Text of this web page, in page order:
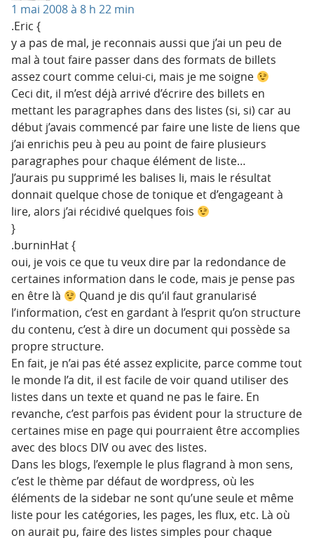
1 mai 2008 à 8 h 22 min
.Eric {
y a pas de mal, je reconnais aussi que j’ai un peu de
mal à tout faire passer dans des formats de billets
assez court comme celui-ci, mais je me soigne
Ceci dit, il m’est déjà arrivé d’écrire des billets en
mettant les paragraphes dans des listes (si, si) car au
début j’avais commencé par faire une liste de liens que
j’ai enrichis peu à peu au point de faire plusieurs
paragraphes pour chaque élément de liste…
J’aurais pu supprimé les balises li, mais le résultat
donnait quelque chose de tonique et d’engageant à
lire, alors j’ai récidivé quelques fois
}
.burninHat {
oui, je vois ce que tu veux dire par la redondance de
certaines information dans le code, mais je pense pas
en être là
Quand je dis qu’il faut granularisé
l’information, c’est en gardant à l’esprit qu’on structure
du contenu, c’est à dire un document qui possède sa
propre structure.
En fait, je n’ai pas été assez explicite, parce comme tout
le monde l’a dit, il est facile de voir quand utiliser des
listes dans un texte et quand ne pas le faire. En
revanche, c’est parfois pas évident pour la structure de
certaines mise en page qui pourraient être accomplies
avec des blocs DIV ou avec des listes.
Dans les blogs, l’exemple le plus flagrand à mon sens,
c’est le thème par défaut de wordpress, où les
éléments de la sidebar ne sont qu’une seule et même
liste pour les catégories, les pages, les flux, etc. Là où
on aurait pu, faire des listes simples pour chaque